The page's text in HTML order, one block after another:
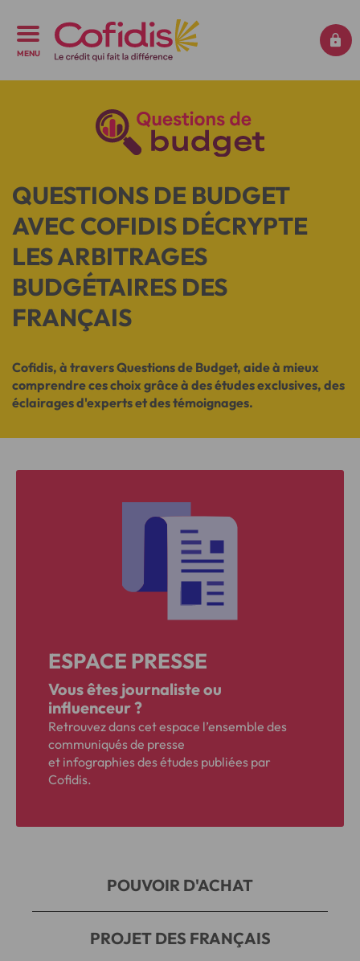
MENU
QUESTIONS DE BUDGET
AVEC COFIDIS DÉCRYPTE
LES ARBITRAGES
BUDGÉTAIRES DES
FRANÇAIS
Cofidis, à travers Questions de Budget, aide à mieux
comprendre ces choix grâce à des études exclusives, des
éclairages d'experts et des témoignages.
ESPACE PRESSE
Vous êtes journaliste ou
influenceur ?
Retrouvez dans cet espace l’ensemble des
communiqués de presse
et infographies des études publiées par
Cofidis.
POUVOIR D'ACHAT
PROJET DES FRANÇAIS